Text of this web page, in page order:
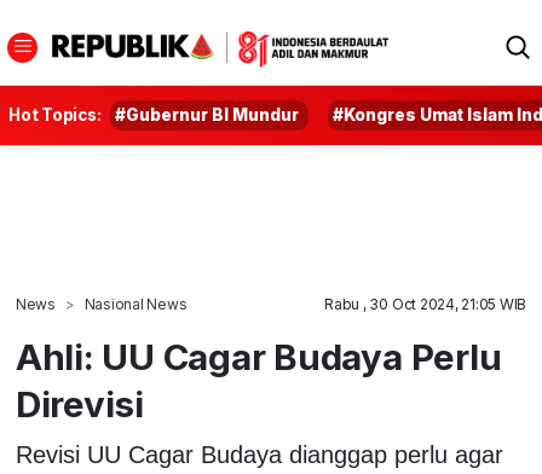
Hot Topics: #Gubernur BI Mundur #Kongres Umat Islam
News Nasional News Rabu , 30 Oct 2024, 21:05 WIB
Ahli: UU Cagar Budaya Perlu
Direvisi
Revisi UU Cagar Budaya dianggap perlu agar